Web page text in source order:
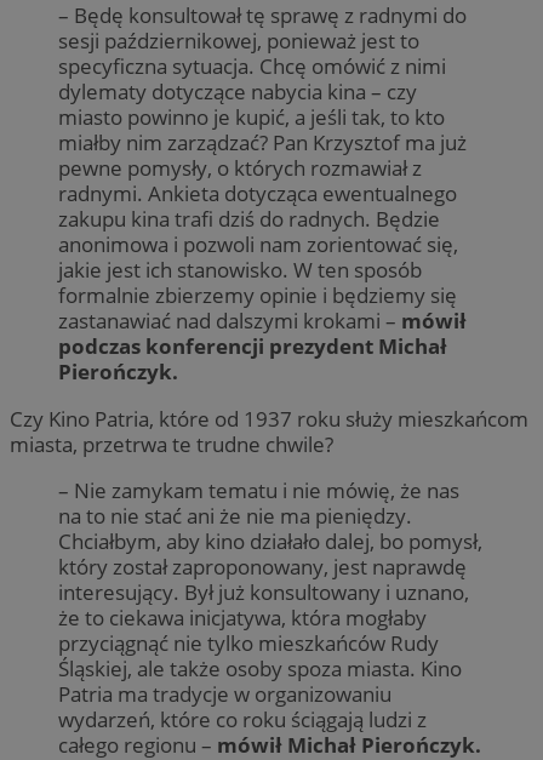
– Będę konsultował tę sprawę z radnymi do
sesji październikowej, ponieważ jest to
specyficzna sytuacja. Chcę omówić z nimi
dylematy dotyczące nabycia kina – czy
miasto powinno je kupić, a jeśli tak, to kto
miałby nim zarządzać? Pan Krzysztof ma już
pewne pomysły, o których rozmawiał z
radnymi. Ankieta dotycząca ewentualnego
zakupu kina trafi dziś do radnych. Będzie
anonimowa i pozwoli nam zorientować się,
jakie jest ich stanowisko. W ten sposób
formalnie zbierzemy opinie i będziemy się
zastanawiać nad dalszymi krokami – mówił
podczas konferencji prezydent Michał
Pierończyk.
Czy Kino Patria, które od 1937 roku służy mieszkańcom
miasta, przetrwa te trudne chwile?
– Nie zamykam tematu i nie mówię, że nas
na to nie stać ani że nie ma pieniędzy.
Chciałbym, aby kino działało dalej, bo pomysł,
który został zaproponowany, jest naprawdę
interesujący. Był już konsultowany i uznano,
że to ciekawa inicjatywa, która mogłaby
przyciągnąć nie tylko mieszkańców Rudy
Śląskiej, ale także osoby spoza miasta. Kino
Patria ma tradycje w organizowaniu
wydarzeń, które co roku ściągają ludzi z
całego regionu – mówił Michał Pierończyk.